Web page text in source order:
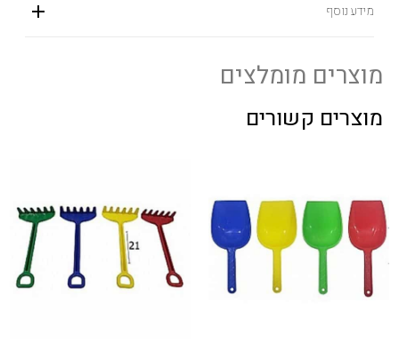
מידע נוסף
מוצרים מומלצים
מוצרים קשורים